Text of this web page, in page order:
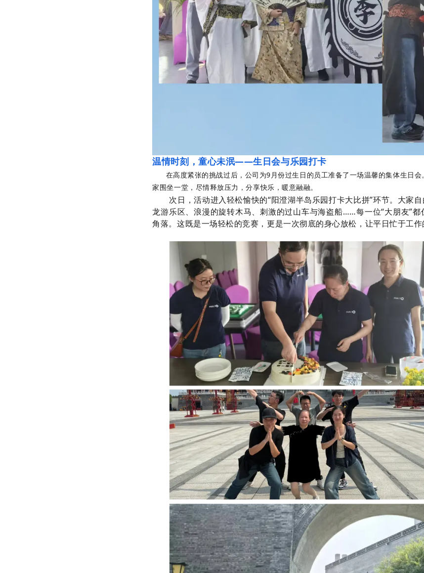
温情时刻，童心未泯——生日会与乐园打卡
在高度紧张的挑战过后，公司为9月份过生日的员工准备了一场温馨的集体生日
家围坐一堂，尽情释放压力，分享快乐，暖意融融。
次日，活动进入轻松愉快的“阳澄湖半岛乐园打卡大比拼”环节。大家
龙游乐区、浪漫的旋转木马、刺激的过山车与海盗船……每一位“大朋友”
角落。这既是一场轻松的竞赛，更是一次彻底的身心放松，让平日忙于工作